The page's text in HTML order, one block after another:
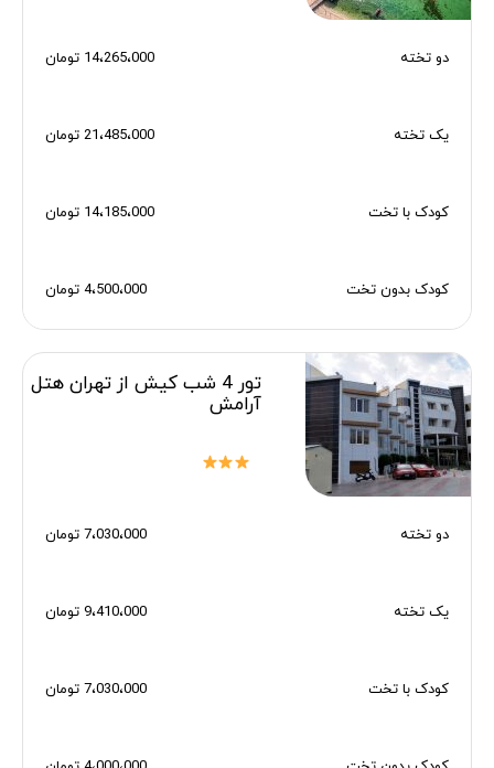
دو تخته 14،265،000 تومان
یک تخته 21،485،000 تومان
کودک با تخت 14،185،000 تومان
کودک بدون تخت 4،500،000 تومان
تور 4 شب کیش از تهران هتل
آرامش
دو تخته 7،030،000 تومان
یک تخته 9،410،000 تومان
کودک با تخت 7،030،000 تومان